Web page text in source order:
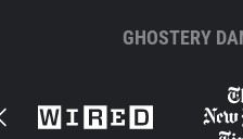
GHOSTERY